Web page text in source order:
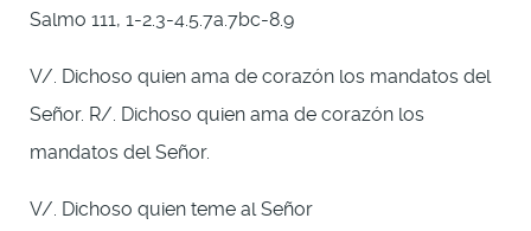
Salmo 111, 1-2.3-4.5.7a.7bc-8.9
V/. Dichoso quien ama de corazón los mandatos del
Señor. R/. Dichoso quien ama de corazón los
mandatos del Señor.
V/. Dichoso quien teme al Señor